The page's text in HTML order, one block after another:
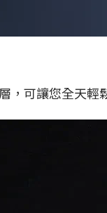
，可讓您全天輕